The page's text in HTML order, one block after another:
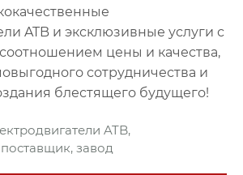
ATB и эксклюзивные услуги с
цены и качества,
сотрудничества и
блестящего будущего!
ATB,
завод